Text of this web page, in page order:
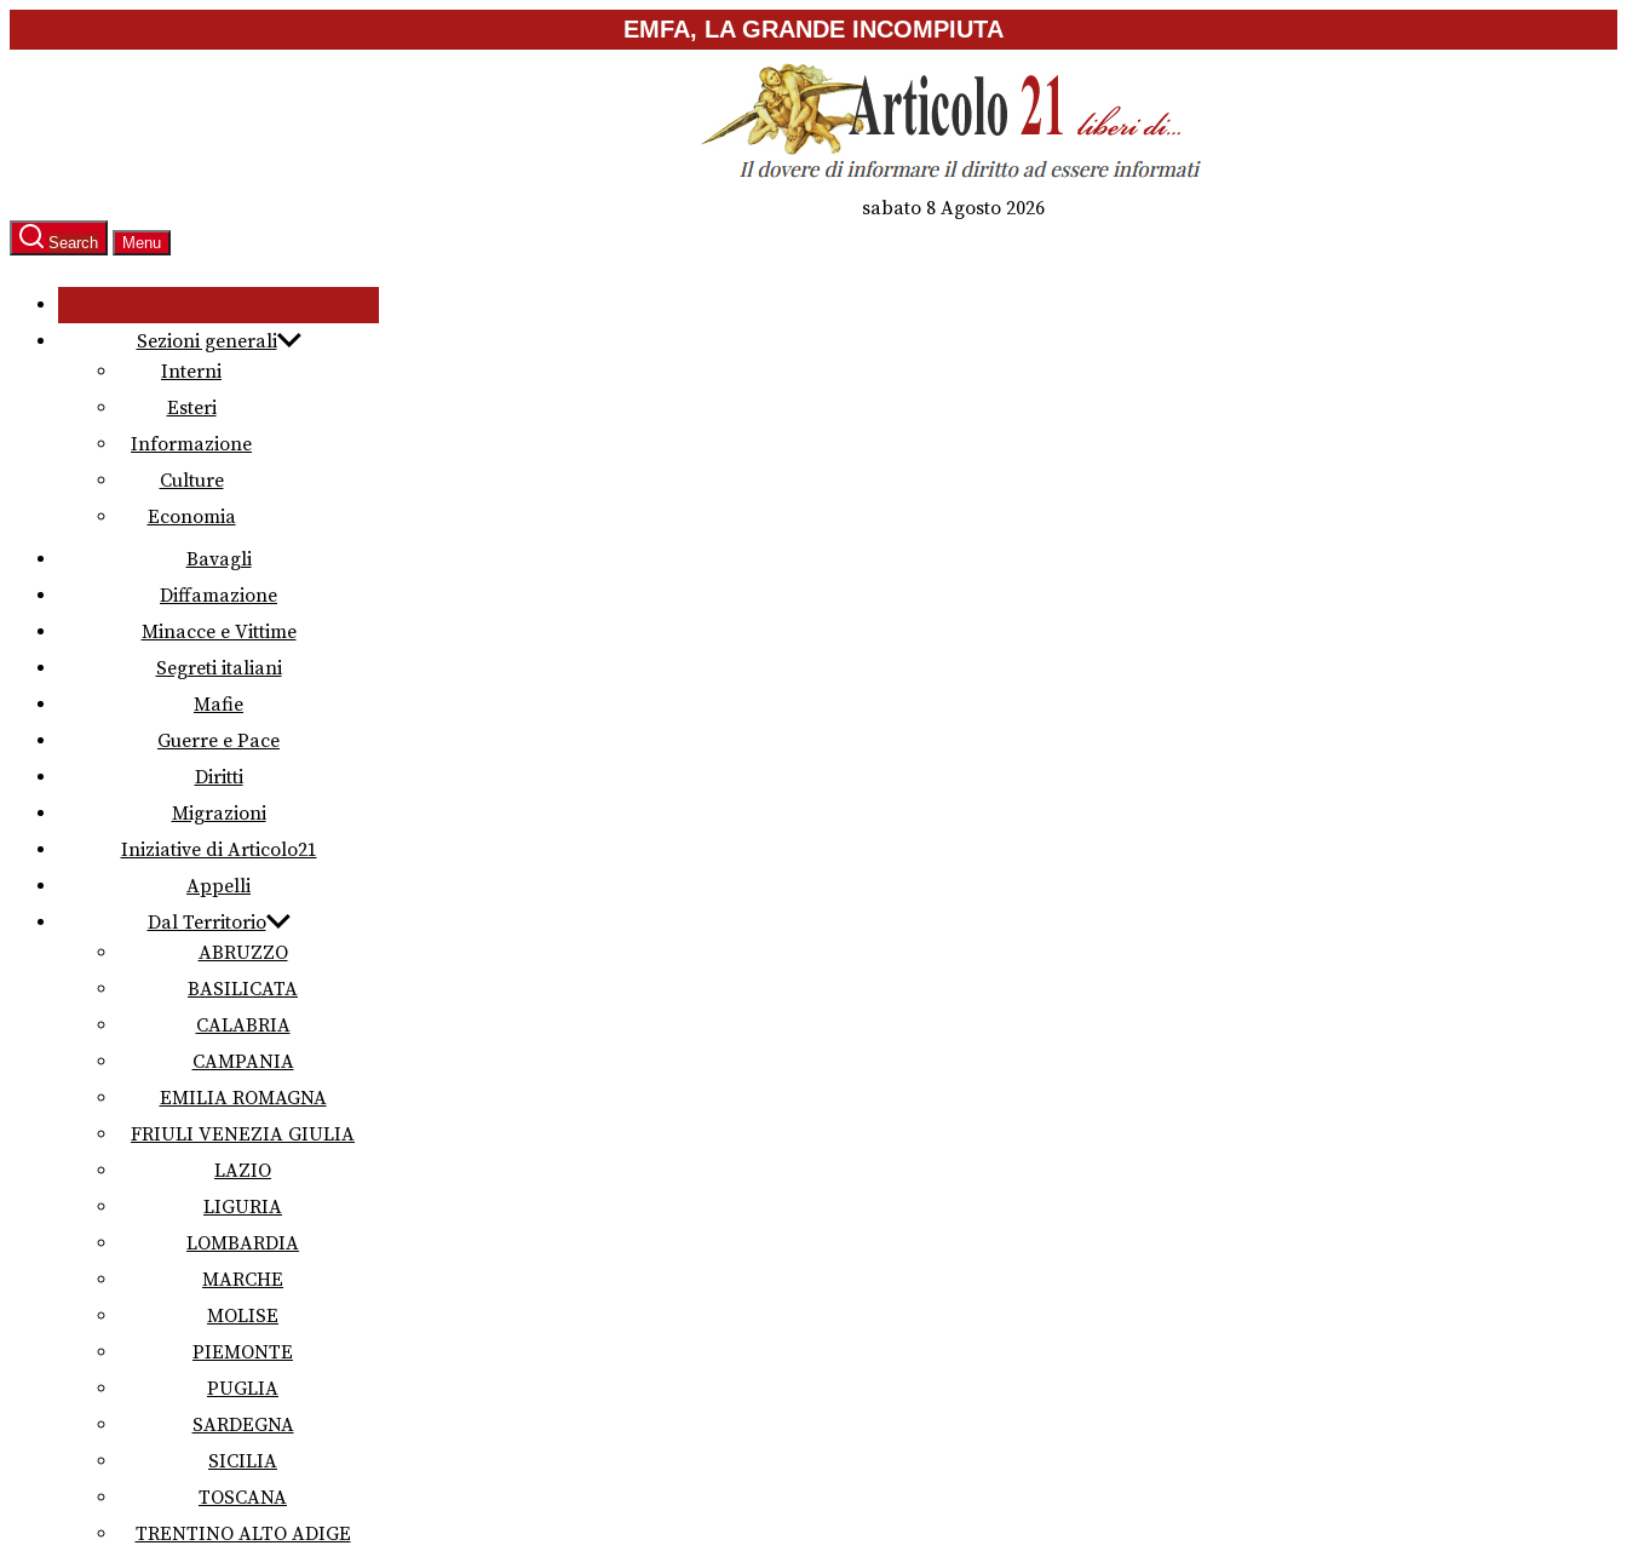
to
EMFA, LA GRANDE INCOMPIUTA
sabato 8 Agosto 2026
Search Menu
Sezioni generali
Interni
Esteri
Informazione
Culture
Economia
Bavagli
Diffamazione
Minacce e Vittime
Segreti italiani
Mafie
Guerre e Pace
Diritti
Migrazioni
Iniziative di Articolo21
Appelli
Dal Territorio
ABRUZZO
BASILICATA
CALABRIA
CAMPANIA
EMILIA ROMAGNA
FRIULI VENEZIA GIULIA
LAZIO
LIGURIA
LOMBARDIA
MARCHE
MOLISE
PIEMONTE
PUGLIA
SARDEGNA
SICILIA
TOSCANA
TRENTINO ALTO ADIGE